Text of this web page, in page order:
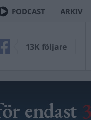
PODCAST ARKIV
13K följare